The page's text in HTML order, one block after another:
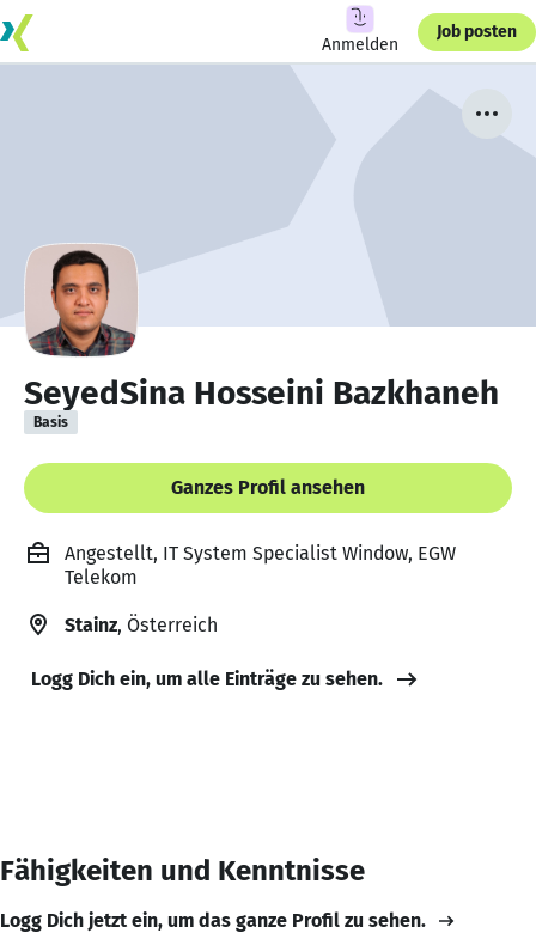
Anmelden
Job posten
SeyedSina Hosseini Bazkhaneh
Basis
Ganzes Profil ansehen
Angestellt, IT System Specialist Window, EGW
Telekom
Stainz, Österreich
Logg Dich ein, um alle Einträge zu sehen.
Fähigkeiten und Kenntnisse
Logg Dich jetzt ein, um das ganze Profil zu sehen.